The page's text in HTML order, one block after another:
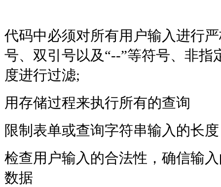
代码中必须对所有用户输入进行
号、双引号以及“--”等符号、非指
度进行过滤;
用存储过程来执行所有的查
限制表单或查询字符串输入
检查用户输入的合法性，确信输
数据